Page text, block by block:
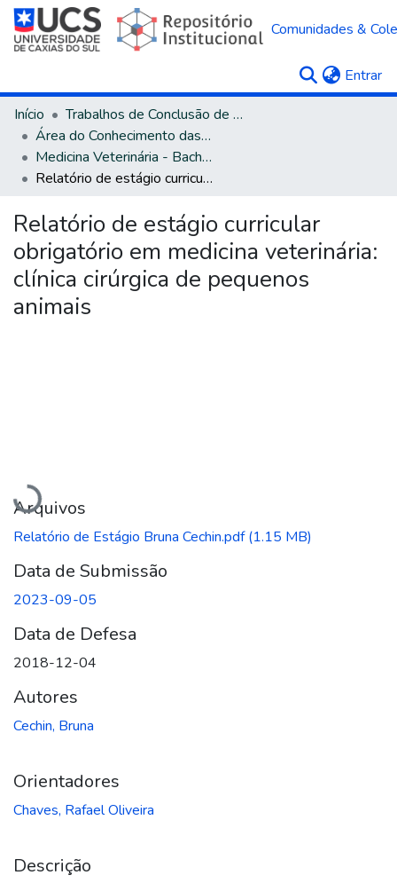
Comunidades &
Entrar
Início
Trabalhos de Conclusão de Curso
Área do Conhecimento das Ciências Agrárias
Medicina Veterinária - Bacharelado
Relatório de estágio curricular obrigatório em medicina veterinária: clínica cirúrgica de pequenos animais
Relatório de estágio curricular
obrigatório em medicina veterinária:
clínica cirúrgica de pequenos
animais
Carregando...
Arquivos
Relatório de Estágio Bruna Cechin.pdf(1.15 MB)
Data de Submissão
2023-09-05
Data de Defesa
2018-12-04
Autores
Cechin, Bruna
Orientadores
Chaves, Rafael Oliveira
Descrição